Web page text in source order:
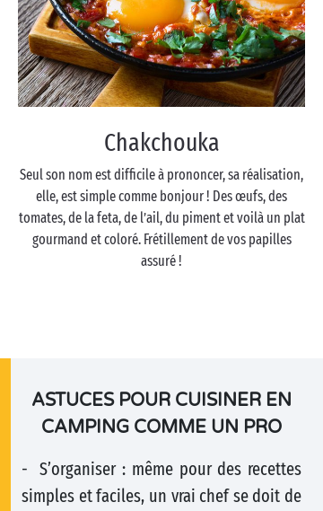
Chakchouka
Seul son nom est difficile à prononcer, sa réalisation,
elle, est simple comme bonjour ! Des œufs, des
tomates, de la feta, de l’ail, du piment et voilà un plat
gourmand et coloré. Frétillement de vos papilles
assuré !
ASTUCES POUR CUISINER EN
CAMPING COMME UN PRO
- S’organiser : même pour des recettes
simples et faciles, un vrai chef se doit de